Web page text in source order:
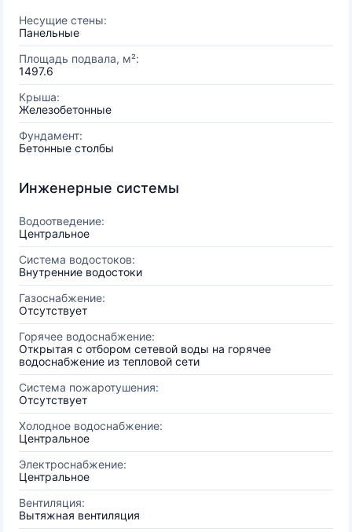
Несущие стены:
Панельные
Площадь подвала, м²:
1497.6
Крыша:
Железобетонные
Фундамент:
Бетонные столбы
Инженерные системы
Водоотведение:
Центральное
Система водостоков:
Внутренние водостоки
Газоснабжение:
Отсутствует
Горячее водоснабжение:
Открытая с отбором сетевой воды на горячее
водоснабжение из тепловой сети
Система пожаротушения:
Отсутствует
Холодное водоснабжение:
Центральное
Электроснабжение:
Центральное
Вентиляция:
Вытяжная вентиляция